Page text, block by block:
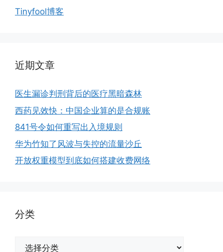
Tinyfool博客
近期文章
医生漏诊判刑背后的医疗黑暗森林
西药见效快：中国企业算的是合规账
841号令如何重写出入境规则
华为竹知了风波与失控的流量沙丘
开放权重模型到底如何搭建收费网络
分类